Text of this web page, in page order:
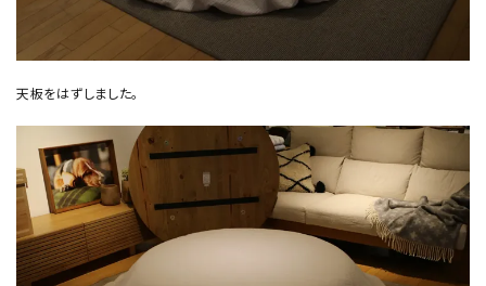
天板をはずしました。